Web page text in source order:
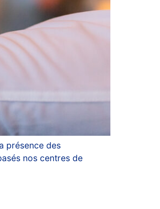
présence des
nos centres de